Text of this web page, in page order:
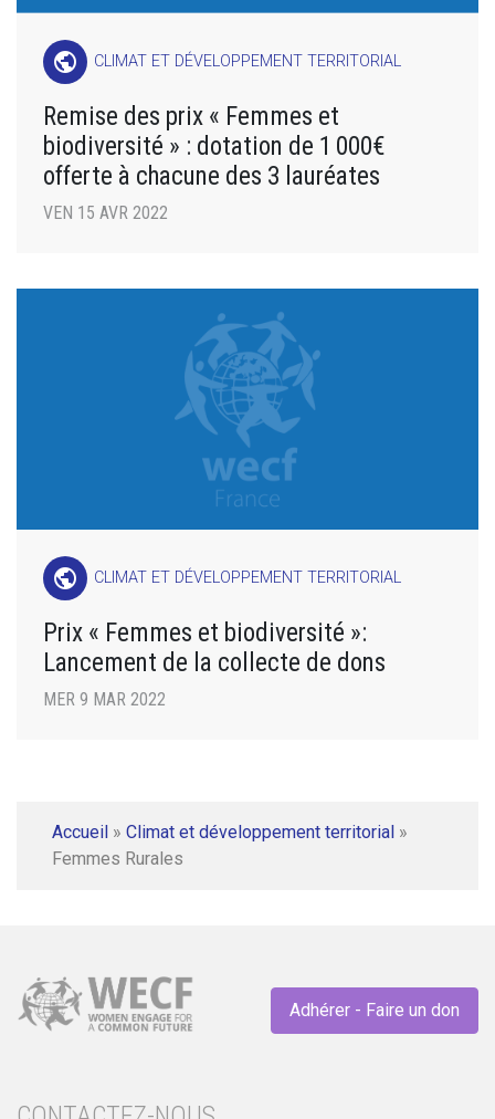
public CLIMAT ET DÉVELOPPEMENT TERRITORIAL
Remise des prix « Femmes et
biodiversité » : dotation de 1 000€
offerte à chacune des 3 lauréates
VEN 15 AVR 2022
public CLIMAT ET DÉVELOPPEMENT TERRITORIAL
Prix « Femmes et biodiversité »:
Lancement de la collecte de dons
MER 9 MAR 2022
Accueil » Climat et développement territorial »
Femmes Rurales
Adhérer - Faire un don